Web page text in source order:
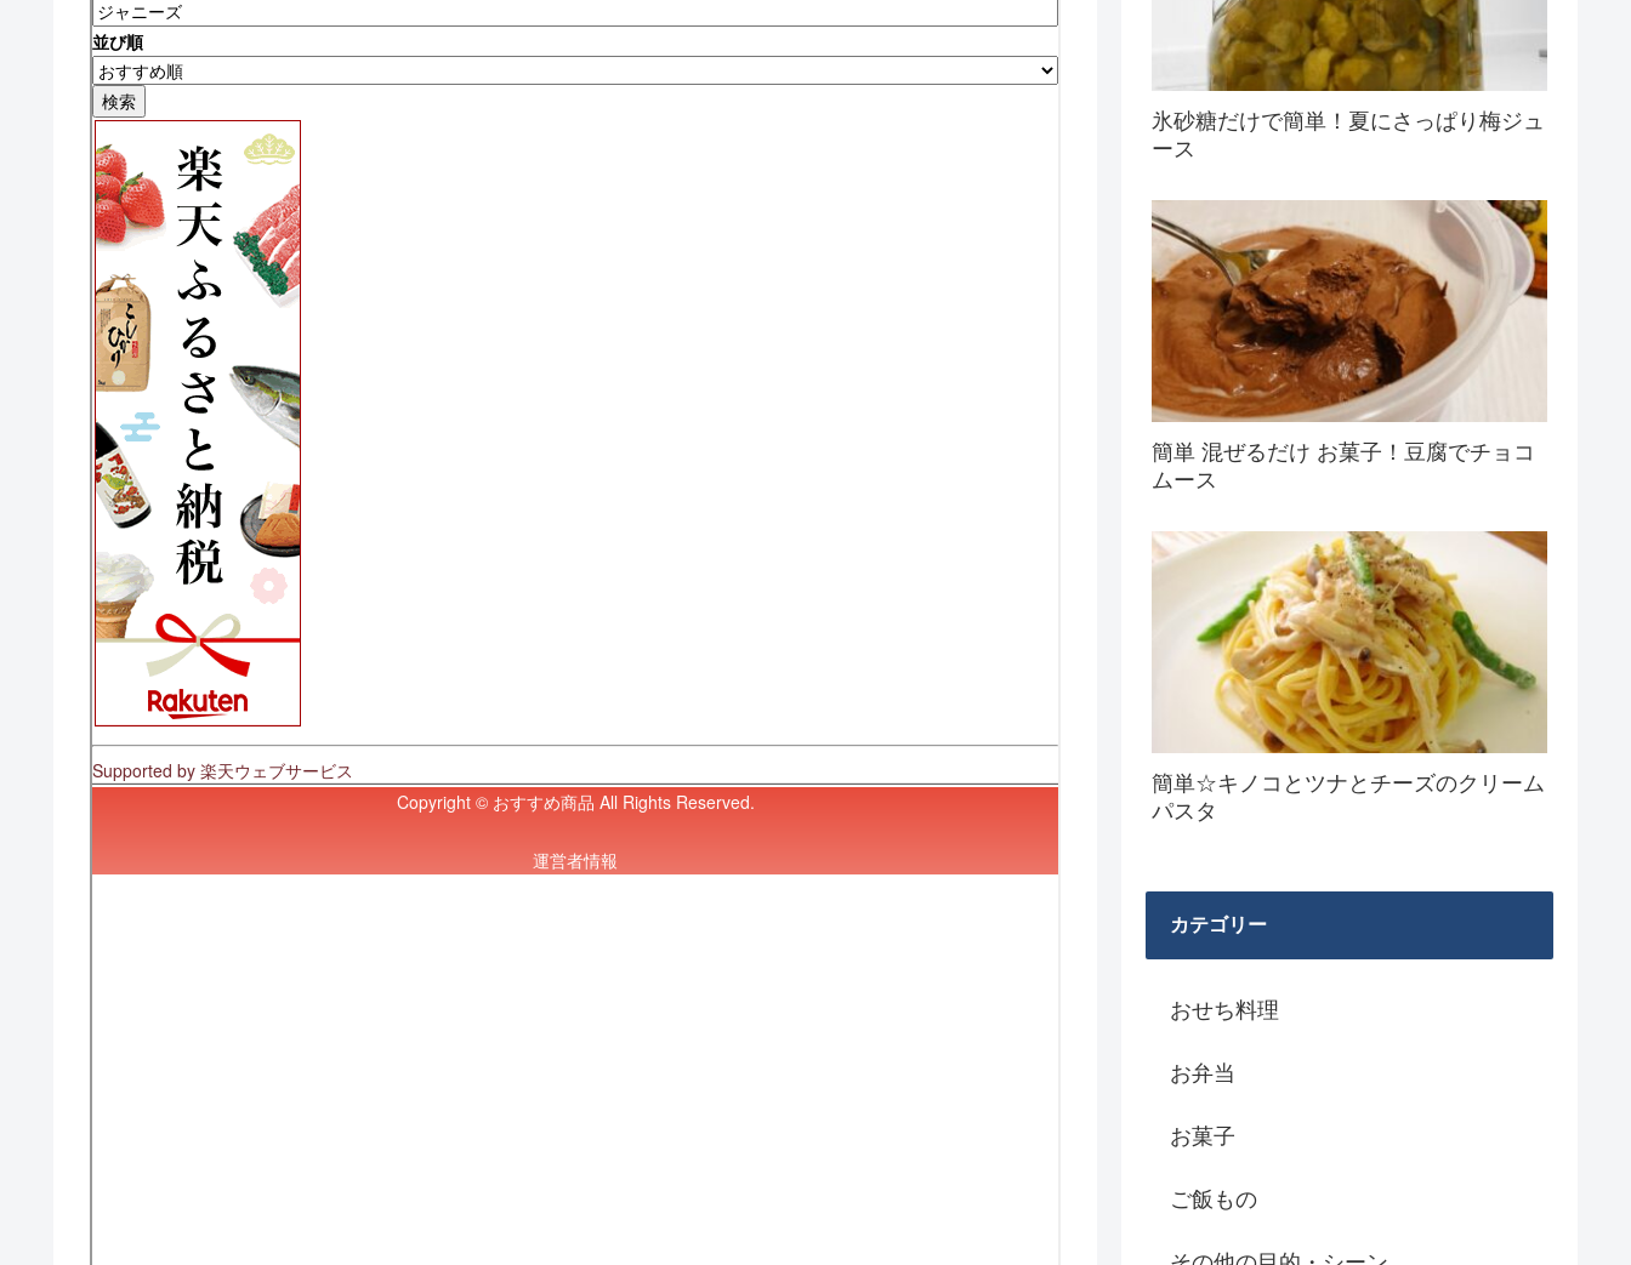
氷砂糖だけで簡単！夏にさっぱり梅ジュ
ース
簡単 混ぜるだけ お菓子！豆腐でチョコ
ムース
簡単☆キノコとツナとチーズのクリーム
パスタ
カテゴリー
おせち料理
お弁当
お菓子
ご飯もの